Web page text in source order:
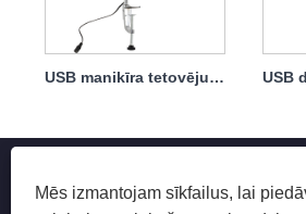
USB manikīra tetovējuma aplauzums nagu mākslas LED gaisma
Mēs izmantojam sīkfailus, lai